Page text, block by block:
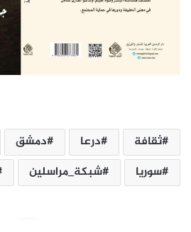
ثقافة درعا دمشق
سوريا
شبكة_مراسلين